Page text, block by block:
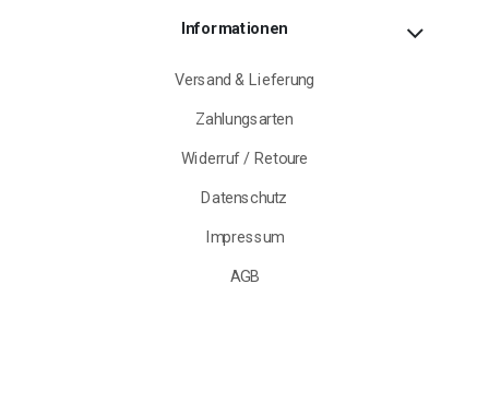
Informationen
Versand & Lieferung
Zahlungsarten
Widerruf / Retoure
Datenschutz
Impressum
AGB